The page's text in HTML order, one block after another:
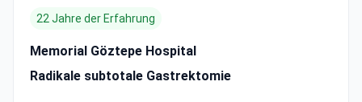
22 Jahre der Erfahrung
Memorial Göztepe Hospital
Radikale subtotale Gastrektomie